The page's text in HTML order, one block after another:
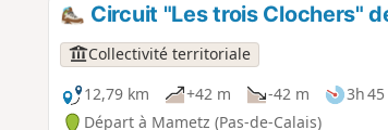
Circuit "Les trois Clochers"
Collectivité territoriale
12,79 km
+42 m -42 m 3h 45
Départ à Mametz (Pas-de-Calais)